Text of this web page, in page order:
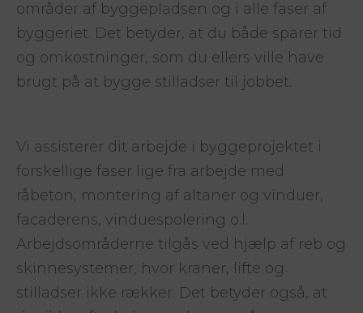
områder af byggepladsen og i alle faser af
byggeriet. Det betyder, at du både sparer tid
og omkostninger, som du ellers ville have
brugt på at bygge stilladser til jobbet.
Vi assisterer dit arbejde i byggeprojektet i
forskellige faser lige fra arbejde med
råbeton, montering af altaner og vinduer,
facaderens, vinduespolering o.l.
Arbejdsområderne tilgås ved hjælp af reb og
skinnesystemer, hvor kraner, lifte og
stilladser ikke rækker. Det betyder også, at